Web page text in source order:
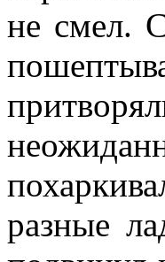
не смел.
разные